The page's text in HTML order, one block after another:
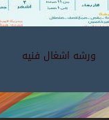
ورشه اشغال فنيه